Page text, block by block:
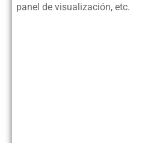
panel de visualización, etc.